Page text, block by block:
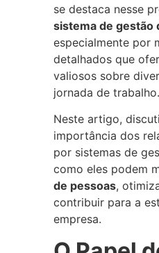
se destaca nesse
sistema de gestão
especialmente por
detalhados que
valiosos sobre
jornada de trabalho.
Neste artigo,
importância dos
por sistemas de
como eles podem
de pessoas,
contribuir para a
empresa.